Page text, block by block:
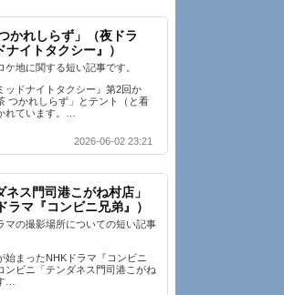
かれしらず」（夜ドラ
ナイトタクシー』）
ケ地に関する短い記事です。
ッドナイトタクシー』第2回か
つかれしらず」とテント（と看
れています。…
2026-06-02 23:21
ネス門司港こがね村店」
ラマ『コンビニ兄弟』）
マの撮影場所についての短い記事
始まったNHKドラマ『コンビニ
ンビニ「テンダネス門司港こがね
…